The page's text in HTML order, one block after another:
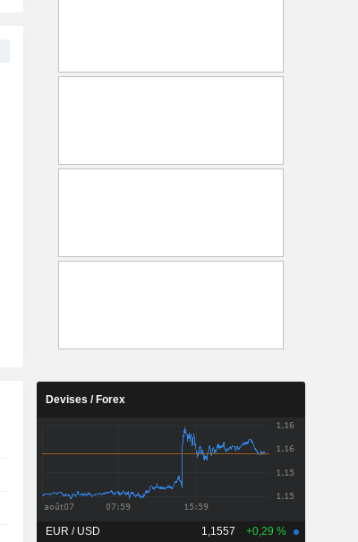
Devises / Forex
EUR / USD 1,1557 +0,29 %